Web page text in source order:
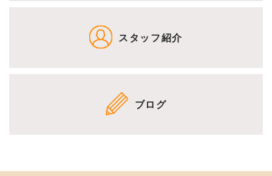
スタッフ紹介
ブログ